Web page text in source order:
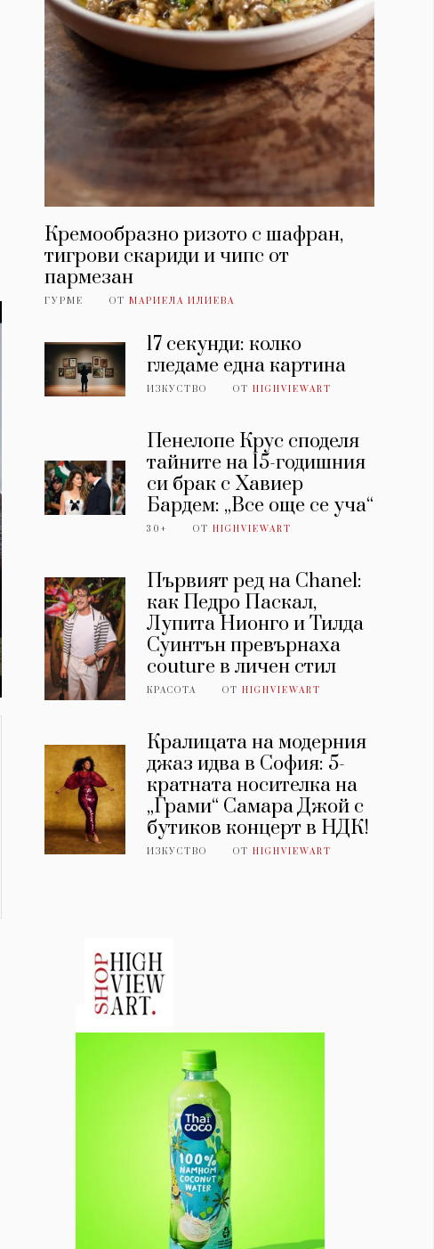
Кремообразно ризото с шафран,
тигрови скариди и чипс от
пармезан
ГУРМЕ ОТ МАРИЕЛА ИЛИЕВА
17 секунди: колко
гледаме една картина
ИЗКУСТВО ОТHIGHVIEWART
Пенелопе Крус споделя
тайните на 15-годишния
си брак с Хавиер
Бардем: „Все още се уча“
30+ ОТHIGHVIEWART
Първият ред на Chanel:
как Педро Паскал,
Лупита Нионго и Тилда
Суинтън превърнаха
couture в личен стил
КРАСОТА ОТHIGHVIEWART
Кралицата на модерния
джаз идва в София: 5-
кратната носителка на
„Грами“ Самара Джой с
бутиков концерт в НДК!
ИЗКУСТВО ОТHIGHVIEWART